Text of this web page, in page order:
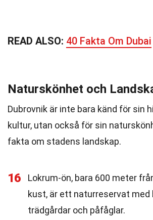
READ ALSO: 40 Fakta Om Dubai
Naturskönhet och
Dubrovnik är inte bara känd för sin
kultur, utan också för sin
fakta om stadens landskap.
16
Lokrum-ön, bara 600 meter
kust, är ett naturreservat med
trädgårdar och påfåglar.